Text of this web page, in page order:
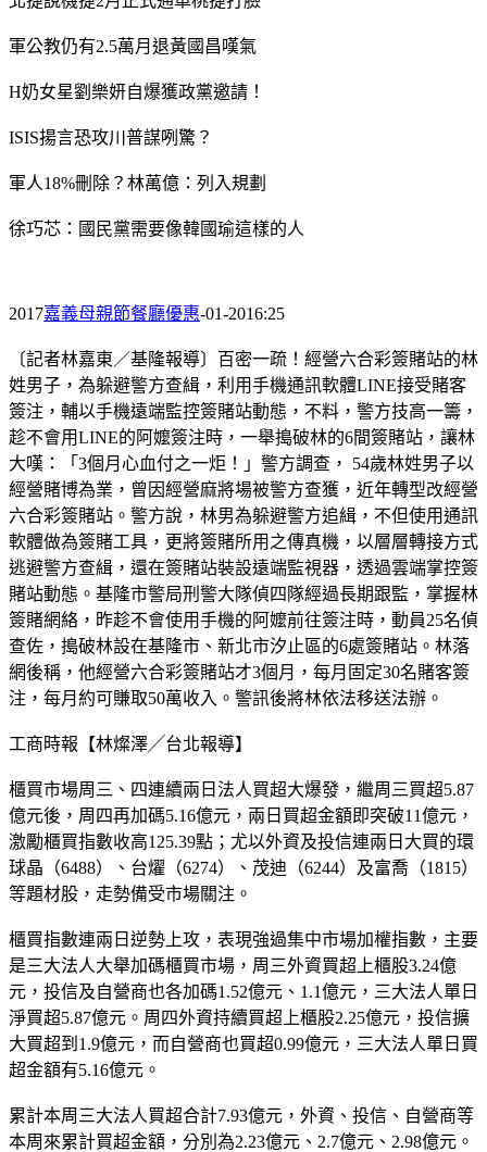
軍公教仍有2.5萬月退黃國昌嘆氣
H奶女星劉樂妍自爆獲政黨邀請！
ISIS揚言恐攻川普謀咧驚？
軍人18%刪除？林萬億：列入規劃
徐巧芯：國民黨需要像韓國瑜這樣的人
2017嘉義母親節餐廳優惠-01-2016:25
〔記者林嘉東／基隆報導〕百密一疏！經營六合彩簽賭站的林
姓男子，為躲避警方查緝，利用手機通訊軟體LINE接受賭客
簽注，輔以手機遠端監控簽賭站動態，不料，警方技高一籌，
趁不會用LINE的阿嬤簽注時，一舉搗破林的6間簽賭站，讓林
大嘆：「3個月心血付之一炬！」警方調查， 54歲林姓男子以
經營賭博為業，曾因經營麻將場被警方查獲，近年轉型改經營
六合彩簽賭站。警方說，林男為躲避警方追緝，不但使用通訊
軟體做為簽賭工具，更將簽賭所用之傳真機，以層層轉接方式
逃避警方查緝，還在簽賭站裝設遠端監視器，透過雲端掌控簽
賭站動態。基隆市警局刑警大隊偵四隊經過長期跟監，掌握林
簽賭網絡，昨趁不會使用手機的阿嬤前往簽注時，動員25名偵
查佐，搗破林設在基隆市、新北市汐止區的6處簽賭站。林落
網後稱，他經營六合彩簽賭站才3個月，每月固定30名賭客簽
注，每月約可賺取50萬收入。警訊後將林依法移送法辦。
工商時報【林燦澤╱台北報導】
櫃買市場周三、四連續兩日法人買超大爆發，繼周三買超5.87
億元後，周四再加碼5.16億元，兩日買超金額即突破11億元，
激勵櫃買指數收高125.39點；尤以外資及投信連兩日大買的環
球晶（6488）、台燿（6274）、茂迪（6244）及富喬（1815）
等題材股，走勢備受市場關注。
櫃買指數連兩日逆勢上攻，表現強過集中市場加權指數，主要
是三大法人大舉加碼櫃買市場，周三外資買超上櫃股3.24億
元，投信及自營商也各加碼1.52億元、1.1億元，三大法人單日
淨買超5.87億元。周四外資持續買超上櫃股2.25億元，投信擴
大買超到1.9億元，而自營商也買超0.99億元，三大法人單日買
超金額有5.16億元。
累計本周三大法人買超合計7.93億元，外資、投信、自營商等
本周來累計買超金額，分別為2.23億元、2.7億元、2.98億元。